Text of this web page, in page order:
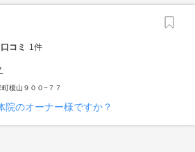
口コミ 1件
榎山９００−７７
院のオーナー様ですか？